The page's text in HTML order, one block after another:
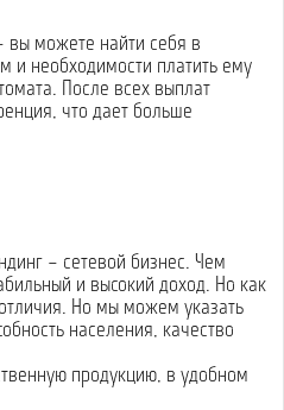
вы можете найти себя в
и необходимости платить ему
После всех выплат
что дает больше
– сетевой бизнес. Чем
и высокий доход. Но как
отличия. Но мы можем указать
населения, качество
продукцию, в удобном